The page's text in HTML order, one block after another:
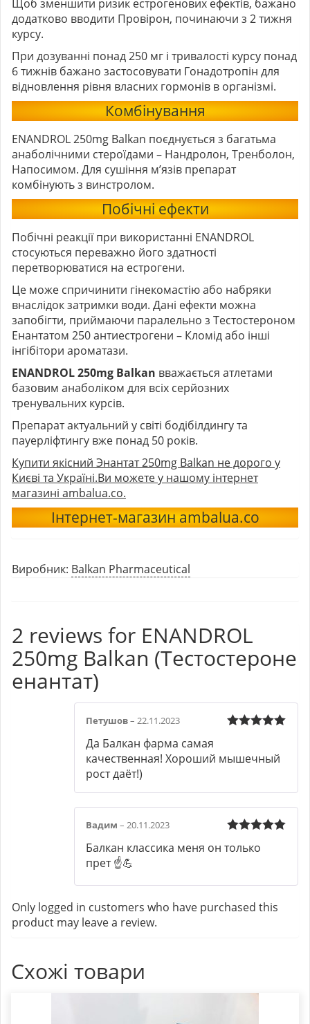
Щоб зменшити ризик естрогенових ефектів, бажано
додатково вводити Провірон, починаючи з 2 тижня
курсу.
При дозуванні понад 250 мг і тривалості курсу понад
6 тижнів бажано застосовувати Гонадотропін для
відновлення рівня власних гормонів в організмі.
Комбінування
ENANDROL 250mg Balkan поєднується з багатьма
анаболічними стероїдами – Нандролон, Тренболон,
Напосимом. Для сушіння м’язів препарат
комбінують з винстролом.
Побічні ефекти
Побічні реакції при використанні ENANDROL
стосуються переважно його здатності
перетворюватися на естрогени.
Це може спричинити гінекомастію або набряки
внаслідок затримки води. Дані ефекти можна
запобігти, приймаючи паралельно з Тестостероном
Енантатом 250 антиестрогени – Кломідабо інші
інгібітори ароматази.
ENANDROL 250mg Balkan вважається атлетами
базовим анаболіком для всіх серйозних
тренувальних курсів.
Препарат актуальний у світі бодібілдингу та
пауерліфтингу вже понад 50 років.
Купити якісний Энантат 250mg Balkan не дорого у
Києві та Україні.Ви можете у нашому інтернет
магазині ambalua.co.
Інтернет-магазин ambalua.co
Виробник: Balkan Pharmaceutical
2 reviews for ENANDROL
250mg Balkan (Тестостероне
енантат)
Петушов– 22.11.2023
Да Балкан фарма самая
качественная! Хороший мышечный
рост даёт!)
of 5
Вадим – 20.11.2023
Балкан классика меня он только
прет ☝️💪
Only logged in customers who have purchased this
product may leave a review.
Схожі товари